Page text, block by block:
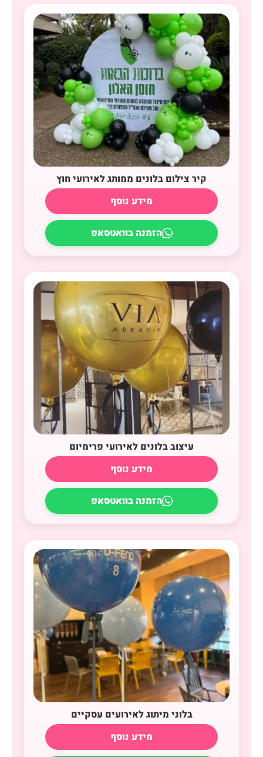
קיר צילום בלונים ממותג לאירועי חוץ
מידע נוסף
הזמנה בוואטסאפ
עיצוב בלונים לאירועי פרימיום
מידע נוסף
הזמנה בוואטסאפ
בלוני מיתוג לאירועים עסקיים
מידע נוסף